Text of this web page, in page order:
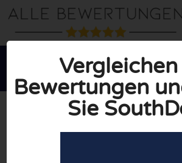
Vergleichen
Bewertungen
Sie